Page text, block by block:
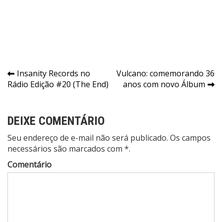
Navegação
de
Insanity Records no
Rádio Edição #20 (The End)
Vulcano: comemorando 36
anos com novo Álbum
DEIXE COMENTÁRIO
Seu endereço de e-mail não será publicado. Os campos
necessários são marcados com *.
Comentário